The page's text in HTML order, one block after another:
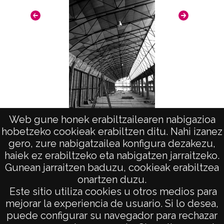
Web gune honek erabiltzailearen nabigazioa
hobetzeko cookieak erabiltzen ditu. Nahi izanez
gero, zure nabigatzailea konfigura dezakezu,
haiek ez erabiltzeko eta nabigatzen jarraitzeko.
Gunean jarraitzen baduzu, cookieak erabiltzea
onartzen duzu.
Este sitio utiliza cookies u otros medios para
mejorar la experiencia de usuario. Si lo desea,
puede configurar su navegador para rechazar
Pabellones de la fábrica Sanchiz Bueno, en
la calle Arana interior
AVISO LEGAL
POLÍTICA DE PRIVACIDAD
ACCESIBILIDAD